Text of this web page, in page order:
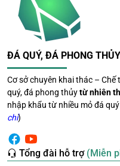
Tránh va đập mạnh
Đặt ở nơi khô ráo,
Thanh tẩy năng
trời nhẹ hoặc nước
ĐÁ QUÝ, ĐÁ PHONG
Cơ sở chuyên khai thác –
quý, đá phong thủytừ nhiên
nhập khẩu từ nhiều mỏ đá
chỉ)
Tổng đài hỗ trợ (Miễn